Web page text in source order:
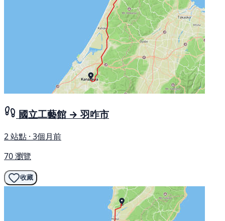
國立工藝館 → 羽咋市
2 站點 · 3個月前
70 瀏覽
收藏